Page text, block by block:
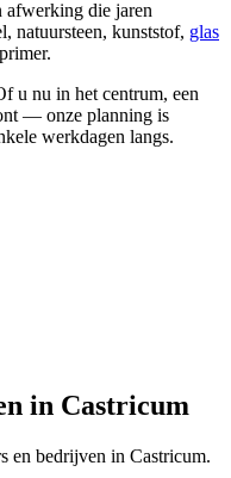
afwerking die jaren
natuursteen, kunststof, glas
u nu in het centrum, een
— onze planning is
werkdagen langs.
in Castricum
en bedrijven in Castricum.